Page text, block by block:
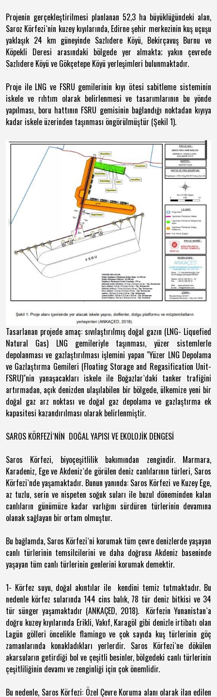
Projenin gerçekleştirilmesi planlanan 52,3 ha büyüklüğündeki alan,
Saroz Körfezi`nin kuzey kıyılarında, Edirne şehir merkezinin kuş uçuşu
yaklaşık 24 km güneyinde Sazlıdere Köyü, Bekirçavuş Burnu ve
Köpekli Deresi arasındaki bölgede yer almakta; yakın çevrede
Sazlıdere Köyü ve Gökçetepe Köyü yerleşimleri bulunmaktadır.
Proje ile LNG ve FSRU gemilerinin kıyı ötesi sabitleme sisteminin
iskele ve rıhtım olarak belirlenmesi ve tasarımlarının bu yönde
yapılması, boru hattının FSRU gemisinin bağlandığı noktadan kıyıya
kadar iskele üzerinden taşınması öngörülmüştür (Şekil 1).
Tasarlanan projede amaç: sıvılaştırılmış doğal gazın (LNG- Liquefied
Natural Gas) LNG gemileriyle taşınması, yüzer sistemlerle
depolanması ve gazlaştırılması işlemini yapan "Yüzer LNG Depolama
ve Gazlaştırma Gemileri (Floating Storage and Regasification Unit-
FSRU)"nin yanaşacakları iskele ile Boğazlar`daki tanker trafiğini
artırmadan, açık denizden ulaşılabilen bir bölgede, ülkemize yeni bir
doğal gaz arz noktası ve doğal gaz depolama ve gazlaştırma ek
kapasitesi kazandırılması olarak belirlenmiştir.
SAROS KÖRFEZİ`NİN DOĞAL YAPISI VE EKOLOJİK DENGESİ
Saros Körfezi, biyoçeşitlilik bakımından zengindir. Marmara,
Karadeniz, Ege ve Akdeniz`de görülen deniz canlılarının türleri, Saros
Körfezi`nde yaşamaktadır. Bunun yanında: Saros Körfezi ve Kuzey Ege,
az tuzlu, serin ve nispeten soğuk suları ile buzul döneminden kalan
canlıların günümüze kadar varlığını sürdüren türlerinin devamına
olanak sağlayan bir ortam olmuştur.
Bu bağlamda, Saros Körfezi`ni korumak tüm çevre denizlerde yaşayan
canlı türlerinin temsilcilerini ve daha doğrusu Akdeniz baseninde
yaşayan tüm canlı türlerinin genlerini korumak demektir.
1- Körfez suyu, doğal akıntılar ile kendini temiz tutmaktadır. Bu
nedenle körfez sularında 144 cins balık, 78 tür deniz bitkisi ve 34
tür sünger yaşamaktadır (ANKAÇED, 2018). Körfezin Yunanistan`a
doğru kuzey kıyılarında Erikli, Vakıf, Karagöl gibi denizle irtibatı olan
Lagün gölleri öncelikle flamingo ve çok sayıda kuş türlerinin göç
zamanlarında konakladıkları yerlerdir. Saros Körfezi`ne dökülen
akarsuların getirdiği bol ve çeşitli besinler, bölgedeki canlı türlerinin
çeşitliliğinin devamı ve zenginliği için çok önemlidir.
Bu nedenle, Saros Körfezi: Özel Çevre Koruma alanı olarak ilan edilen